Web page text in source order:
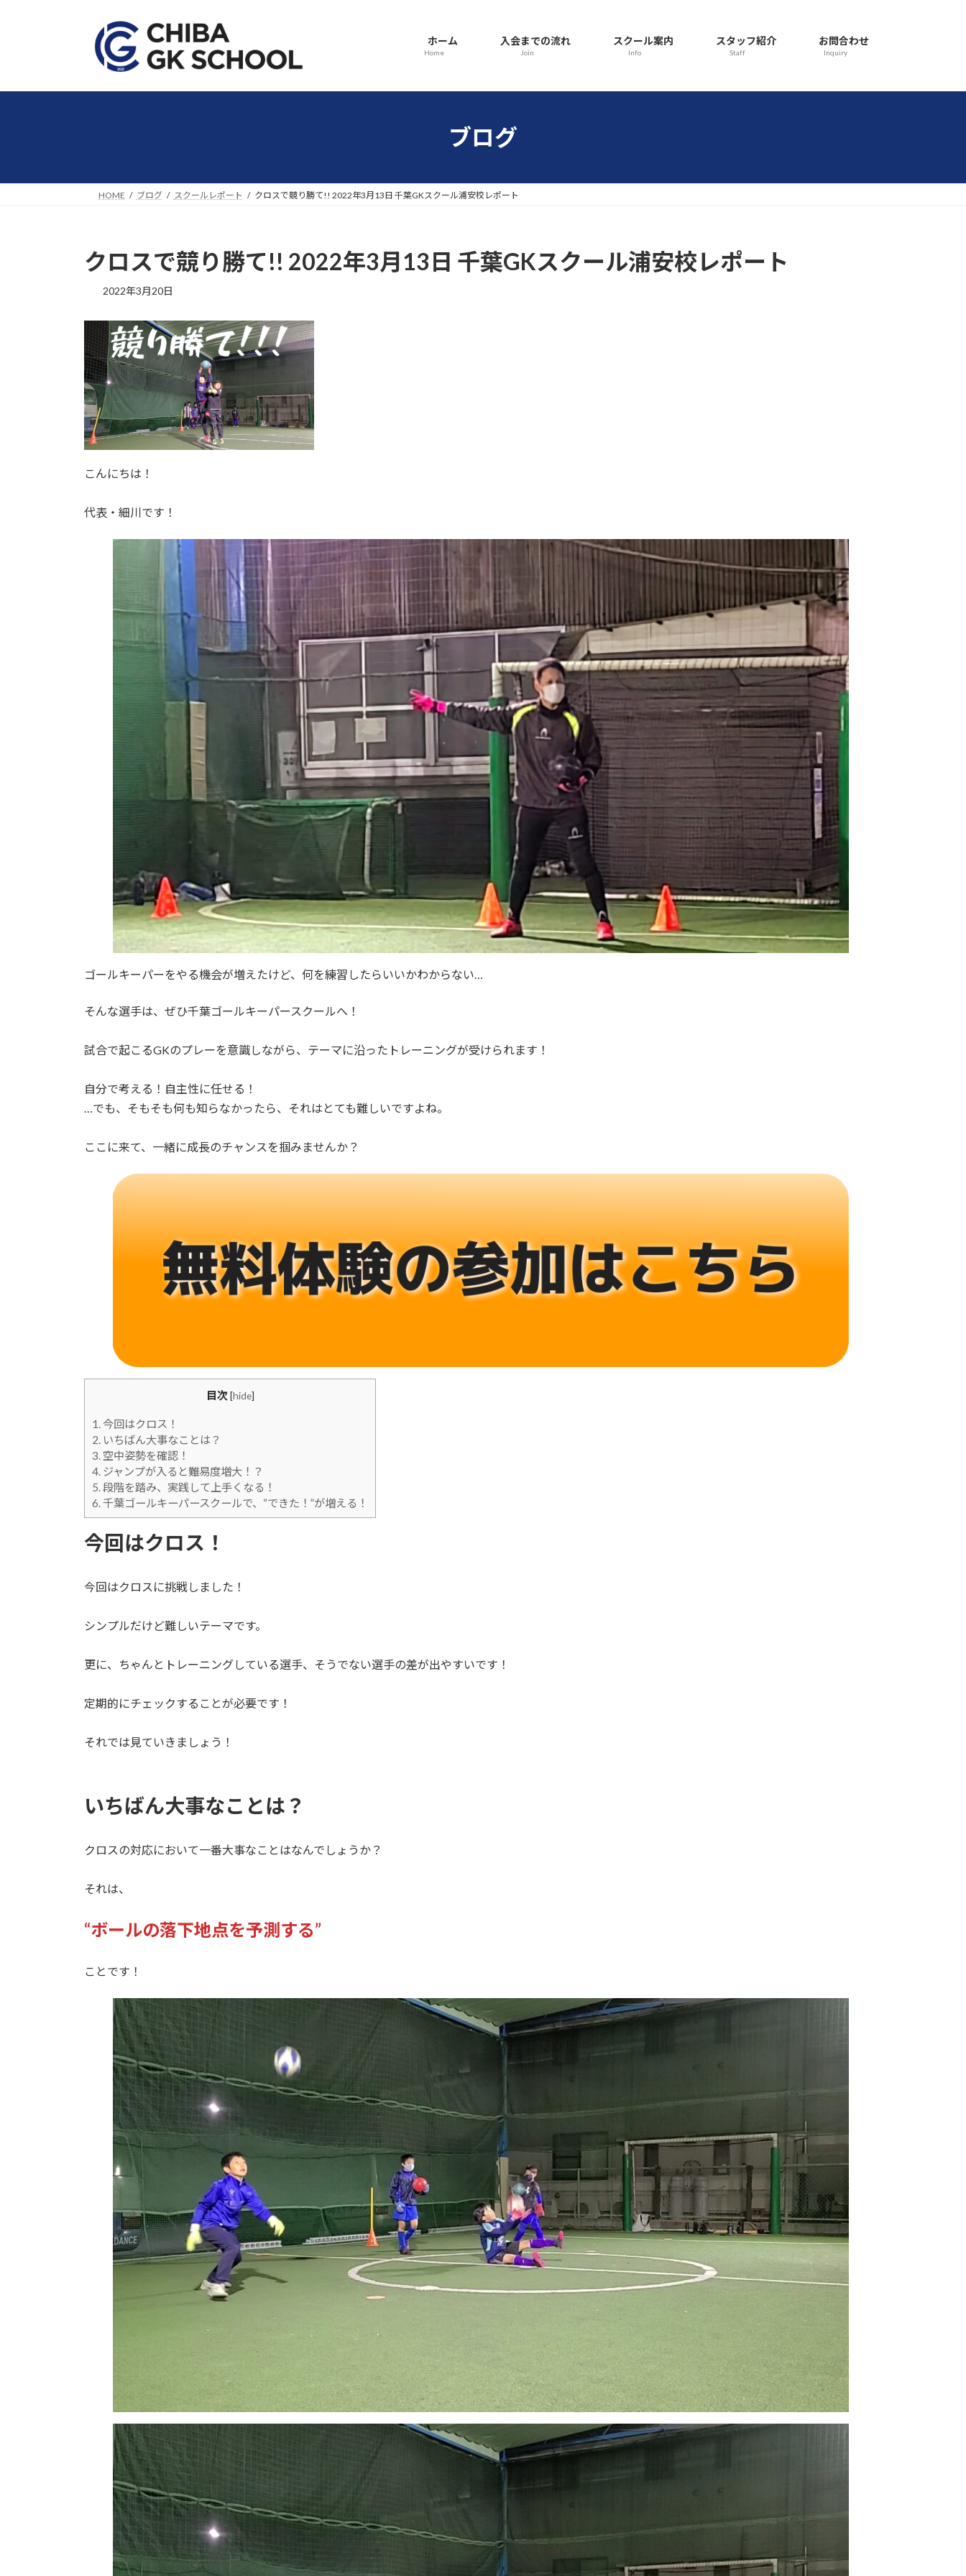
へ
ョ
ホーム
Home
入会までの流れ
Join
スクール案内
Info
スタッフ紹介
Staff
お問合わせ
Inquiry
ブログ
HOME ブログ スクールレポート クロスで競り勝て!! 2022年3月13日 千葉GKスクール浦安校レポート
クロスで競り勝て!! 2022年3月13日 千葉GKスクール浦安校レポート
2022年3月20日
こんにちは！
代表・細川です！
ゴールキーパーをやる機会が増えたけど、何を練習したらいいかわからない…
そんな選手は、ぜひ千葉ゴールキーパースクールへ！
試合で起こるGKのプレーを意識しながら、テーマに沿ったトレーニングが受けられます！
自分で考える！自主性に任せる！
…でも、そもそも何も知らなかったら、それはとても難しいですよね。
ここに来て、一緒に成長のチャンスを掴みませんか？
目次 [hide]
1.今回はクロス！
2. いちばん大事なことは？
3. 空中姿勢を確認！
4. ジャンプが入ると難易度増大！？
5.段階を踏み、実践して上手くなる！
6.千葉ゴールキーパースクールで、“できた！”が増える！
今回はクロス！
今回はクロスに挑戦しました！
シンプルだけど難しいテーマです。
更に、ちゃんとトレーニングしている選手、そうでない選手の差が出やすいです！
定期的にチェックすることが必要です！
それでは見ていきましょう！
いちばん大事なことは？
クロスの対応において一番大事なことはなんでしょうか？
それは、
“ボールの落下地点を予測する”
ことです！